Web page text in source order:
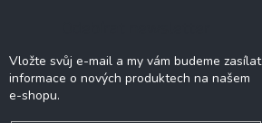
Vložte svůj e-mail a my vám budeme zasílat
informace o nových produktech na našem
e-shopu.